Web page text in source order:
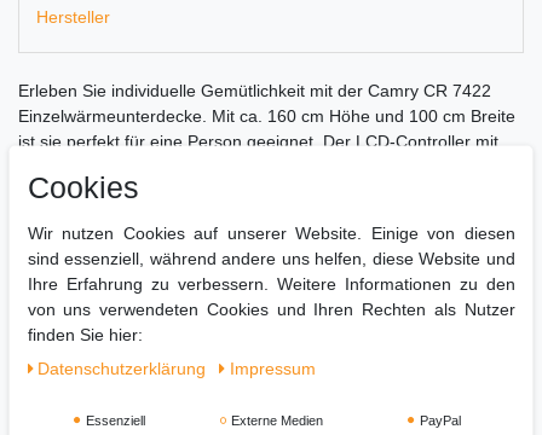
Hersteller
Erleben Sie individuelle Gemütlichkeit mit der Camry CR 7422
Einzelwärmeunterdecke. Mit ca. 160 cm Höhe und 100 cm Breite
ist sie perfekt für eine Person geeignet. Der LCD-Controller mit
Heizstufen für maßgeschneiderte Wärme sorgen.
Maschinenwaschbar bei 30°C und mit Überhitzungsschutz und
dem Easy-System gegen Verrutschen bietet sie viel Komfort.
Gönnen Sie sich entspannte Wohlfühlmomente mit dieser
effizienten 60 Watt Heiz-Decke.
Cookies
Wir nutzen Cookies auf unserer Website. Einige von diesen
sind essenziell, während andere uns helfen, diese Website und
Ihre Erfahrung zu verbessern. Weitere Informationen zu den
von uns verwendeten Cookies und Ihren Rechten als Nutzer
finden Sie hier:
Daten­schutz­erklärung
Impressum
Essenziell Externe Medien PayPal